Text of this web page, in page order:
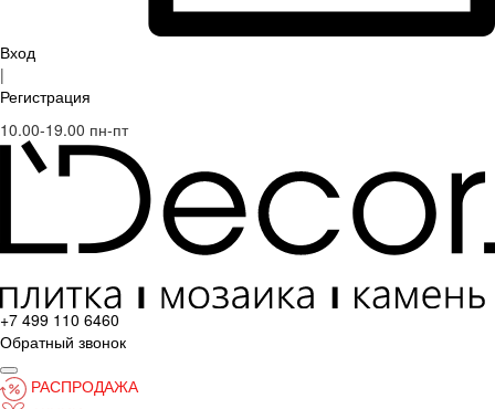
Вход
|
Регистрация
10.00-19.00 пн-пт
+7 499 110 6460
Обратный звонок
РАСПРОДАЖА